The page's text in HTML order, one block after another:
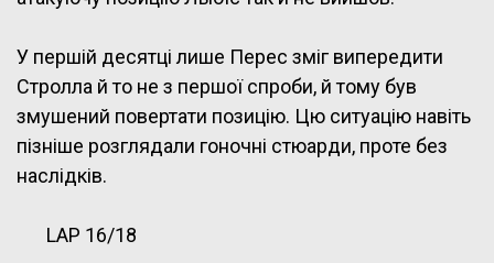
У першій десятці лише Перес зміг випередити
Стролла й то не з першої спроби, й тому був
змушений повертати позицію. Цю ситуацію навіть
пізніше розглядали гоночні стюарди, проте без
наслідків.
LAP 16/18